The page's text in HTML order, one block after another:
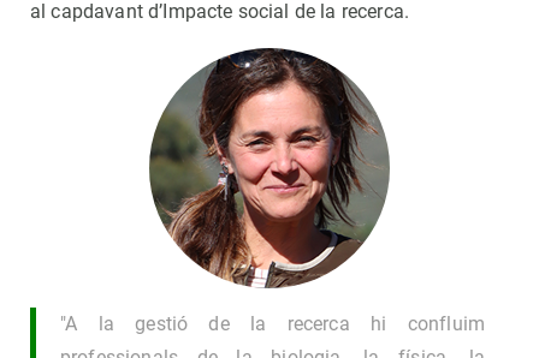
al capdavant d’Impacte social de la recerca.
"A la gestió de la recerca hi confluim